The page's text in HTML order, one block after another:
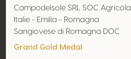
Campodelsole SRL SOC Agricola
Italie - Emilia - Romagna
Sangiovese di Romagna DOC
Grand Gold Medal